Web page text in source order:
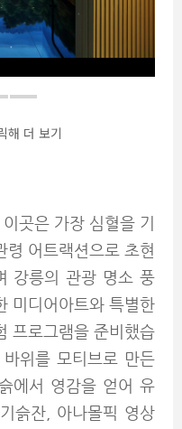
해 더 보기
곳은 가장 심혈을 기
어트랙션으로 초현
강릉의 관광 명소 풍
미디어아트와 특별한
프로그램을 준비했습
위를 모티브로 만든
에서 영감을 얻어 유
슭잔, 아나몰픽 영상